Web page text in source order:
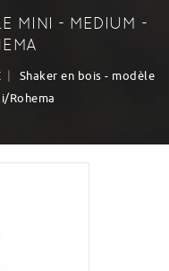
MINI - MEDIUM -
|
Shaker en bois - modèle
Rohema